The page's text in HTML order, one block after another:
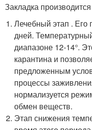
Закладка
Лечебный этап . Его
дней.
диапазоне 12-14°.
карантина и
предложенным
процессы
нормализуется
обмен веществ.
Этап снижения